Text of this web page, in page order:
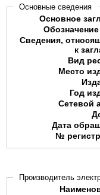
Основные сведения
Основное
Сведения,
к
Вид
Место
Год
Сетевой
Дата
№
Производитель